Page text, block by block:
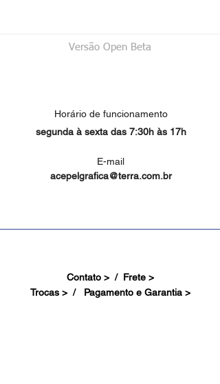
Versão Open Beta
Horário de funcionamento
segunda à sexta das 7:30h às 17h
E-mail
acepelgrafica@terra.com.br
Contato > / Frete >
Trocas > / Pagamento e Garantia >